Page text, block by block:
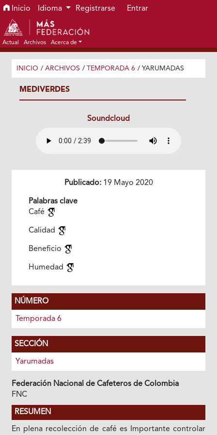
Ir al menú de navegación principal
Ir al contenido principal
Ir al pie de página del sitio
Inicio Idioma Registrarse Entrar
Actual Archivos Acerca de
INICIO / ARCHIVOS / TEMPORADA 6 / YARUMADAS
MEDIVERDES
Soundcloud
Publicado:19 Mayo 2020
Palabras clave
Café
Calidad
Beneficio
Humedad
NÚMERO
Temporada 6
SECCIÓN
Yarumadas
Federación Nacional de Cafeteros de Colombia
FNC
RESUMEN
En plena recolección de café es Importante controlar